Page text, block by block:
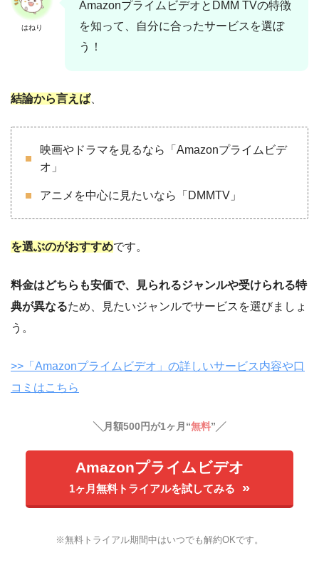
はねり
AmazonプライムビデオとDMM TVの特徴
を知って、自分に合ったサービスを選ぼ
う！
結論から言えば、
映画やドラマを見るなら「Amazonプライムビデ
オ」
アニメを中心に見たいなら「DMMTV」
を選ぶのがおすすめです。
料金はどちらも安価で、見られるジャンルや受けられる特
典が異なるため、見たいジャンルでサービスを選びましょ
う。
>>「Amazonプライムビデオ」の詳しいサービス内容や口
コミはこちら
╲月額500円が1ヶ月“無料”╱
Amazonプライムビデオ
1ヶ月無料トライアルを試してみる
※無料トライアル期間中はいつでも解約OKです。